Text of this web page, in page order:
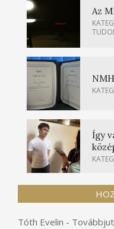
Az
Így
Tóth Evelin -